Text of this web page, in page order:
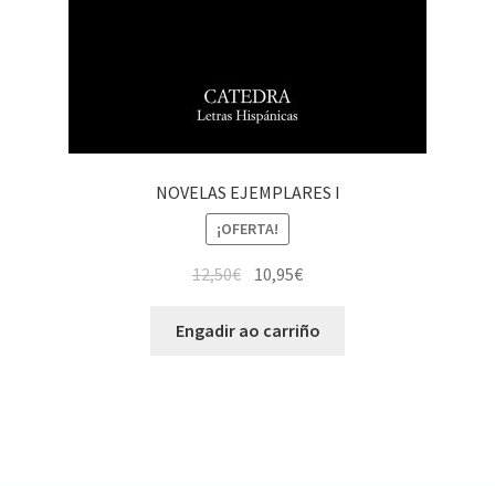
NOVELAS EJEMPLARES I
¡OFERTA!
12,50€ 10,95€
Engadir ao carriño